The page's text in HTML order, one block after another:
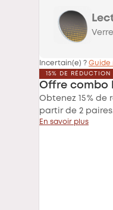
Incertain(e) ? Guide
15% DE RÉDUCTION
Offre combo
Obtenez 15 %
partir de 2
En savoir plus